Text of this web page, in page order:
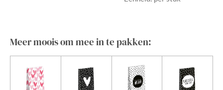
Meer moois om mee in te pakken: